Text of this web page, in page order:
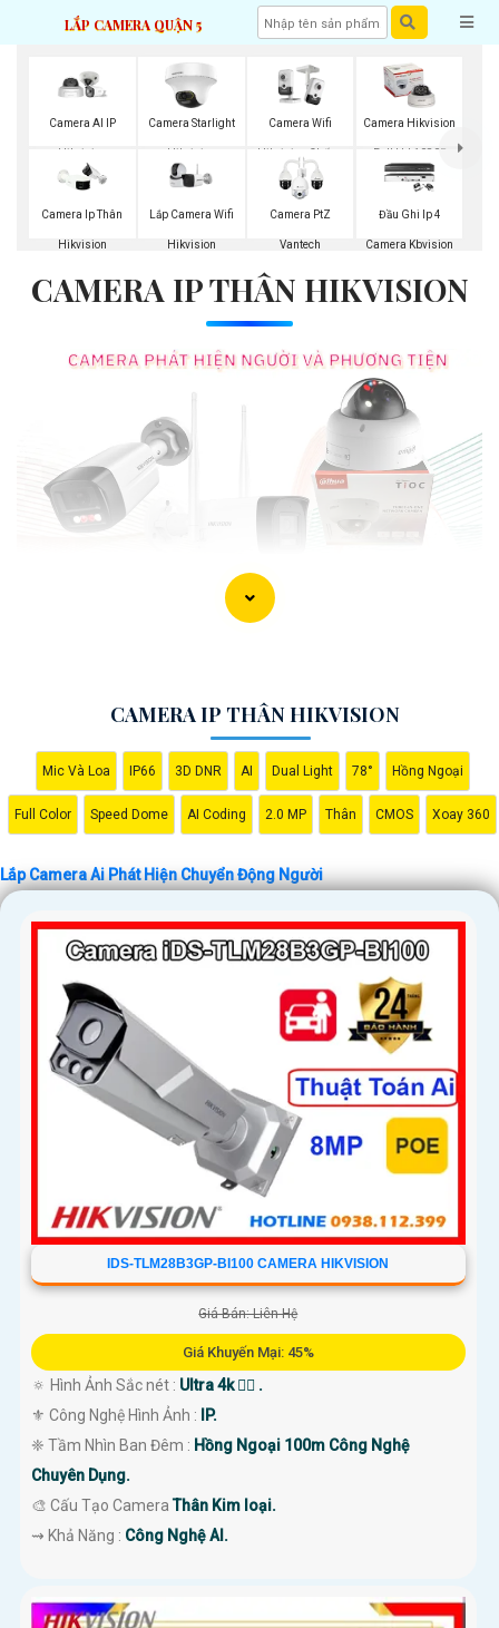
LẮP CAMERA QUẬN 5
Camera AI IP
Hikvision
Camera Starlight
Hikvision
Camera Wifi
Hikvision Chống
Trộm
Camera Hikvision
Full Hd 1080P
Camera Ip Thân
Hikvision
Lắp Camera Wifi
Hikvision
Camera PtZ
Vantech
Đầu Ghi Ip 4
Camera Kbvision
CAMERA IP THÂN HIKVISION
CAMERA IP THÂN HIKVISION
Mic Và Loa IP66 3D DNR AI Dual Light 78° Hồng Ngoại
Full Color Speed Dome AI Coding 2.0 MP Thân CMOS Xoay 360
Lắp Camera Ai Phát Hiện Chuyển Động Người
IDS-TLM28B3GP-BI100 CAMERA HIKVISION
Giá Bán: Liên Hệ
Giá Khuyến Mại: 45%
🔅 Hình Ảnh Sắc nét : Ultra 4k 👍🏾 .
⚜️ Công Nghệ Hình Ảnh :
IP.
❈ Tầm Nhìn Ban Đêm : Hồng Ngoại 100m Công Nghệ
Chuyên Dụng.
🎨 Cấu Tạo CameraThân Kim loại.
️⇝ Khả Năng : Công Nghệ AI.